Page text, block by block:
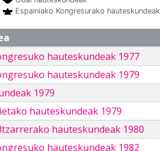
Espainiako Kongresurako hauteskundeak
hauteskundeak 1977
hauteskundeak 1979
1979
hauteskundeak 1979
hauteskundeak 1980
hauteskundeak 1982